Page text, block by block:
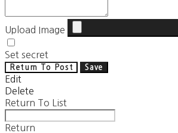
Upload Image
Set secret
Return To Post Save
Edit
Delete
Return To List
Return